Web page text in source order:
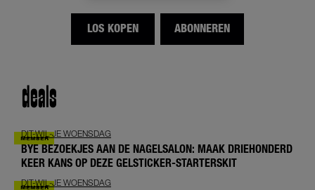
LOS KOPEN ABONNEREN
deals
DIT-WIL-JE WOENSDAG
BYE BEZOEKJES AAN DE NAGELSALON: MAAK DRIEHONDERD
KEER KANS OP DEZE GELSTICKER-STARTERSKIT
DIT-WIL-JE WOENSDAG